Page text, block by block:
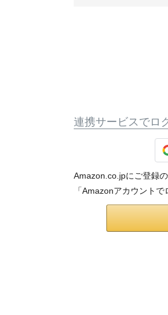
連携サービスでロ
Amazon.co.jpにご登録
「Amazonアカウント